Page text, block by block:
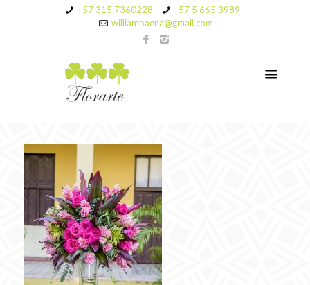
+57 315 7360228
+57 5 665 3989
williambaena@gmail.com